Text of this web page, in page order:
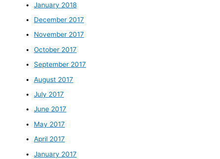
January 2018
December 2017
November 2017
October 2017
September 2017
August 2017
July 2017
June 2017
May 2017
April 2017
January 2017